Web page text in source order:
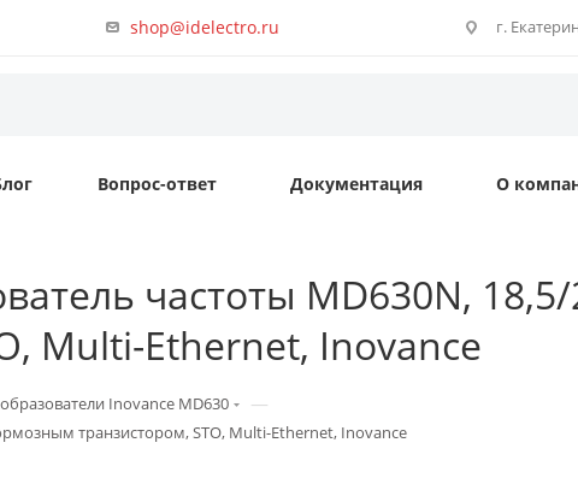
shop@idelectro.ru г.
Вопрос-ответ Документация О
частоты MD630N,
Multi-Ethernet, Inovance
Inovance MD630 —
транзистором, STO, Multi-Ethernet, Inovance